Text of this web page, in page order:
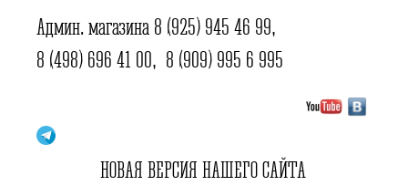
Админ. магазина 8 (925) 945 46 99,
8 (498) 696 41 00, 8 (909) 995 6 995
НОВАЯ ВЕРСИЯ НАШЕГО САЙТА